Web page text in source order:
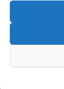
Používáme